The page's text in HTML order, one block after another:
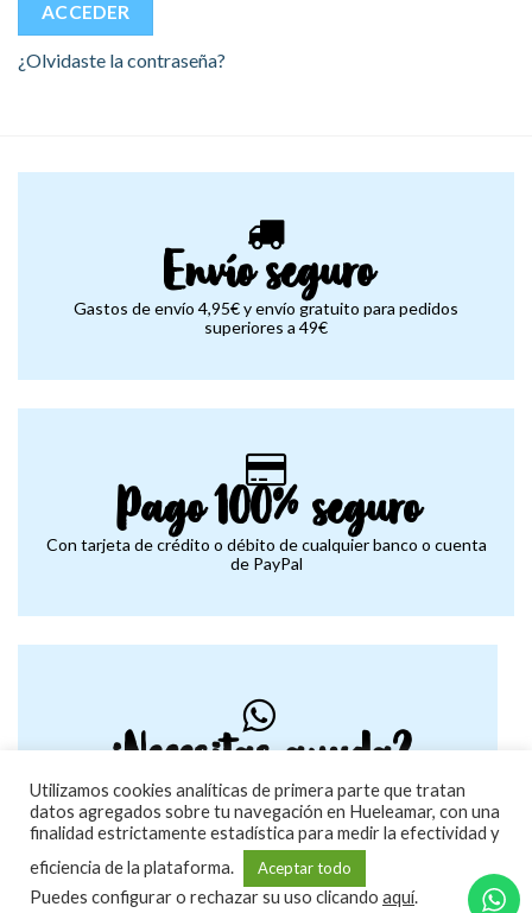
ACCEDER
¿Olvidaste la contraseña?
Envío seguro
Gastos de envío 4,95€ y envío gratuito para pedidos
superiores a 49€
Pago 100% seguro
Con tarjeta de crédito o débito de cualquier banco o cuenta
de PayPal
¿Necesitas ayuda?
Contacta con nosotros y te resolveremos todas tus dudas
Copyright 2026 ©Hueleamar
Utilizamos cookies analíticas de primera parte que tratan
datos agregados sobre tu navegación en Hueleamar, con una
finalidad estrictamente estadística para medir la efectividad y
eficiencia de la plataforma.
Aceptar todo
Puedes configurar o rechazar su uso clicando aquí.